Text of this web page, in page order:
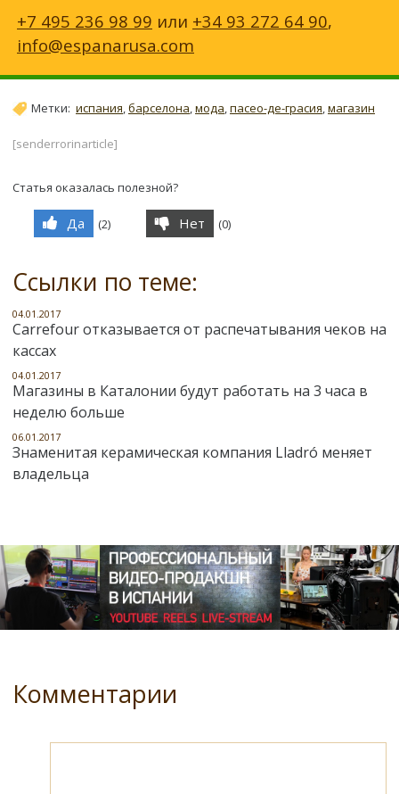
+7 495 236 98 99 или +34 93 272 64 90,
info@espanarusa.com
Метки: испания,барселона,мода,пасео-де-грасия,магазин
[senderrorinarticle]
Статья оказалась полезной?
Да (2) Нет (0)
Ссылки по теме:
04.01.2017
Carrefour отказывается от распечатывания чеков на
кассах
04.01.2017
Магазины в Каталонии будут работать на 3 часа в
неделю больше
06.01.2017
Знаменитая керамическая компания Lladró меняет
владельца
Комментарии